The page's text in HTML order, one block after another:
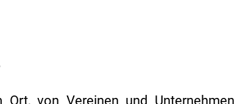
von Vereinen und Unternehmen